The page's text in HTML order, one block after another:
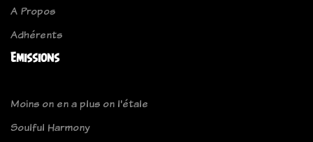
A Propos
Adhérents
Emissions
Moins on en a plus on l'étale
Soulful Harmony